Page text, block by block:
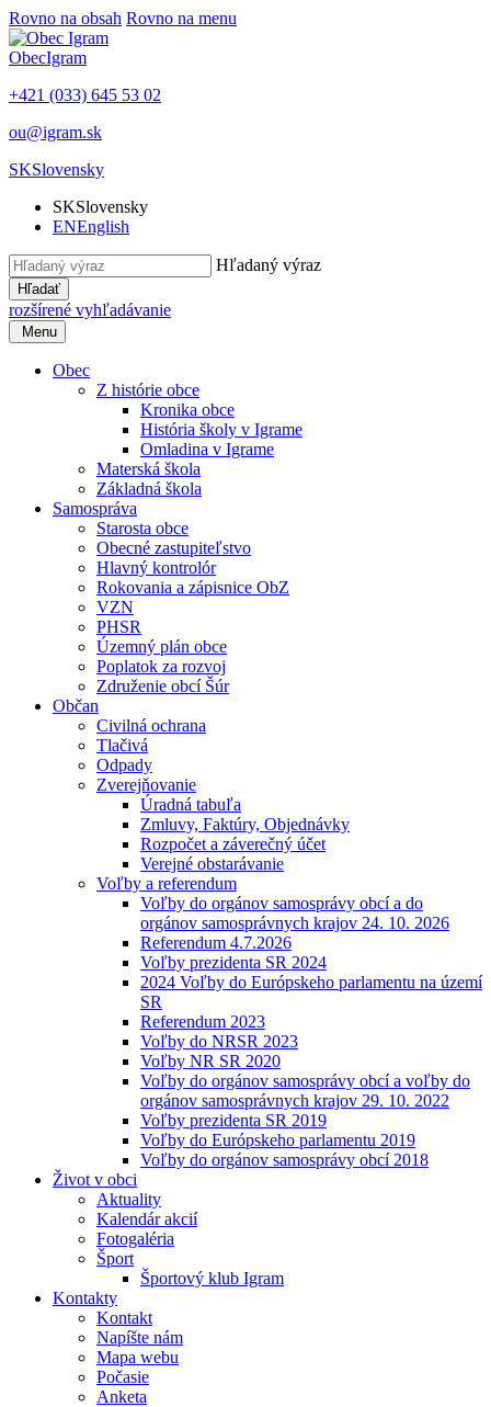
Rovno na obsah Rovno na menu
ObecIgram
+421 (033) 645 53 02
ou@igram.sk
SKSlovensky
SKSlovensky
ENEnglish
Hľadaný výraz
Hľadať
rozšírené vyhľadávanie
Menu
Obec
Z histórie obce
Kronika obce
História školy v Igrame
Omladina v Igrame
Materská škola
Základná škola
Samospráva
Starosta obce
Obecné zastupiteľstvo
Hlavný kontrolór
Rokovania a zápisnice ObZ
VZN
PHSR
Územný plán obce
Poplatok za rozvoj
Združenie obcí Šúr
Občan
Civilná ochrana
Tlačivá
Odpady
Zverejňovanie
Úradná tabuľa
Zmluvy, Faktúry, Objednávky
Rozpočet a záverečný účet
Verejné obstarávanie
Voľby a referendum
Voľby do orgánov samosprávy obcí a do
orgánov samosprávnych krajov 24. 10. 2026
Referendum 4.7.2026
Voľby prezidenta SR 2024
2024 Voľby do Európskeho parlamentu na území
SR
Referendum 2023
Voľby do NRSR 2023
Voľby NR SR 2020
Voľby do orgánov samosprávy obcí a voľby do
orgánov samosprávnych krajov 29. 10. 2022
Voľby prezidenta SR 2019
Voľby do Európskeho parlamentu 2019
Voľby do orgánov samosprávy obcí 2018
Život v obci
Aktuality
Kalendár akcií
Fotogaléria
Šport
Športový klub Igram
Kontakty
Kontakt
Napíšte nám
Mapa webu
Počasie
Anketa